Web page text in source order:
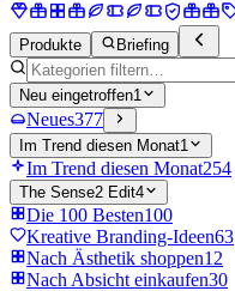
Produkte Briefing
Neu eingetroffen1
Neues377
Im Trend diesen Monat1
Im Trend diesen Monat254
The Sense2 Edit4
Die 100 Besten100
Kreative Branding-Ideen63
Nach Ästhetik shoppen12
Nach Absicht einkaufen30